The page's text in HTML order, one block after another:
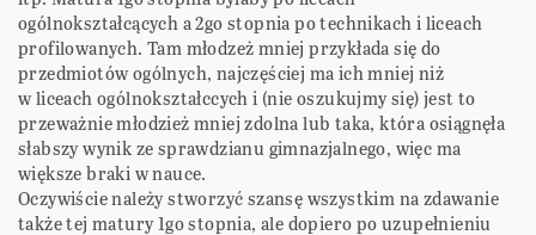
ogólnokształcących a 2go stopnia po technikach i liceach
profilowanych. Tam młodzeż mniej przykłada się do
przedmiotów ogólnych, najczęściej ma ich mniej niż
w liceach ogólnokształccych i (nie oszukujmy się) jest to
przeważnie młodzież mniej zdolna lub taka, która osiągnęła
słabszy wynik ze sprawdzianu gimnazjalnego, więc ma
większe braki w nauce.
Oczywiście należy stworzyć szansę wszystkim na zdawanie
także tej matury 1go stopnia, ale dopiero po uzupełnieniu